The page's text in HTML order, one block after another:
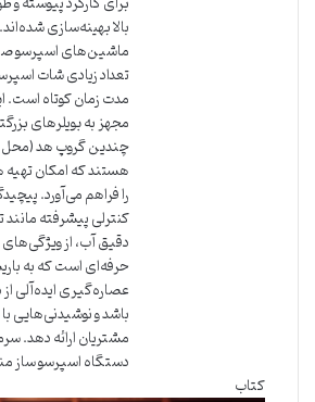
بالا بهینه‌سازی
ماشین‌های اسپرسو
تعداد زیادی شات
مدت زمان کوتاه است.
مجهز به بویلرهای
چندین گروپ هد (محل
هستند که امکان
را فراهم می‌آورد.
کنترلی پیشرفته
دقیق آب، از ویژگی‌های
حرفه‌ای است که به
عصاره‌گیری ایده‌آلی
باشد و نوشیدنی‌هایی
مشتریان ارائه دهد.
دستگاه اسپرسو ساز
کتاب